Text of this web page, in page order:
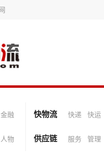
金融 快物流 快递 快运
人物 供应链 服务 管理